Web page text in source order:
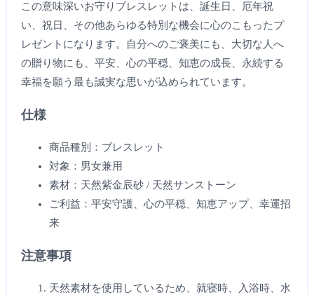
この意味深いお守りブレスレットは、誕生日、厄年祝
い、祝日、その他あらゆる特別な機会に心のこもったプ
レゼントになります。自分へのご褒美にも、大切な人へ
の贈り物にも、平安、心の平穏、知恵の成長、永続する
幸福を願う最も誠実な思いが込められています。
仕様
商品種別：ブレスレット
対象：男女兼用
素材：天然紫金辰砂 / 天然サンストーン
ご利益：平安守護、心の平穏、知恵アップ、幸運招
来
注意事項
天然素材を使用しているため、就寝時、入浴時、水